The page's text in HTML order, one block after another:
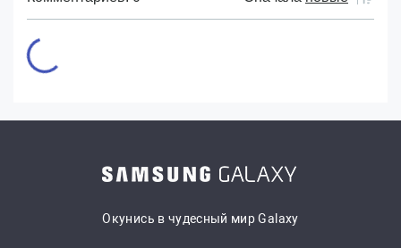
Окунись в чудесный мир Galaxy